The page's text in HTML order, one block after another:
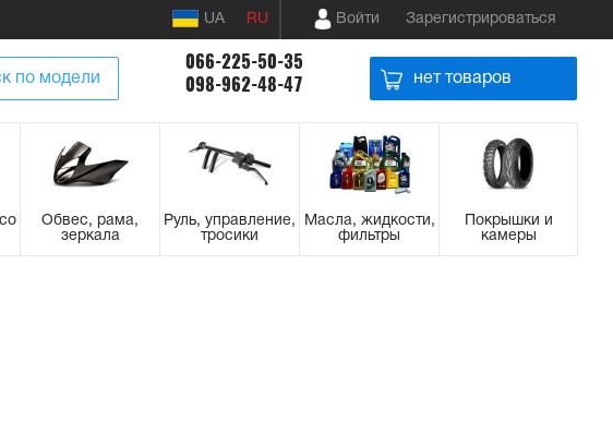
UA RU Войти Зарегистрироваться
по модели
066-225-50-35
098-962-48-47
нет товаров
Обвес, рама,
зеркала
Руль, управление,
тросики
Масла, жидкости,
фильтры
Покрышки и
камеры